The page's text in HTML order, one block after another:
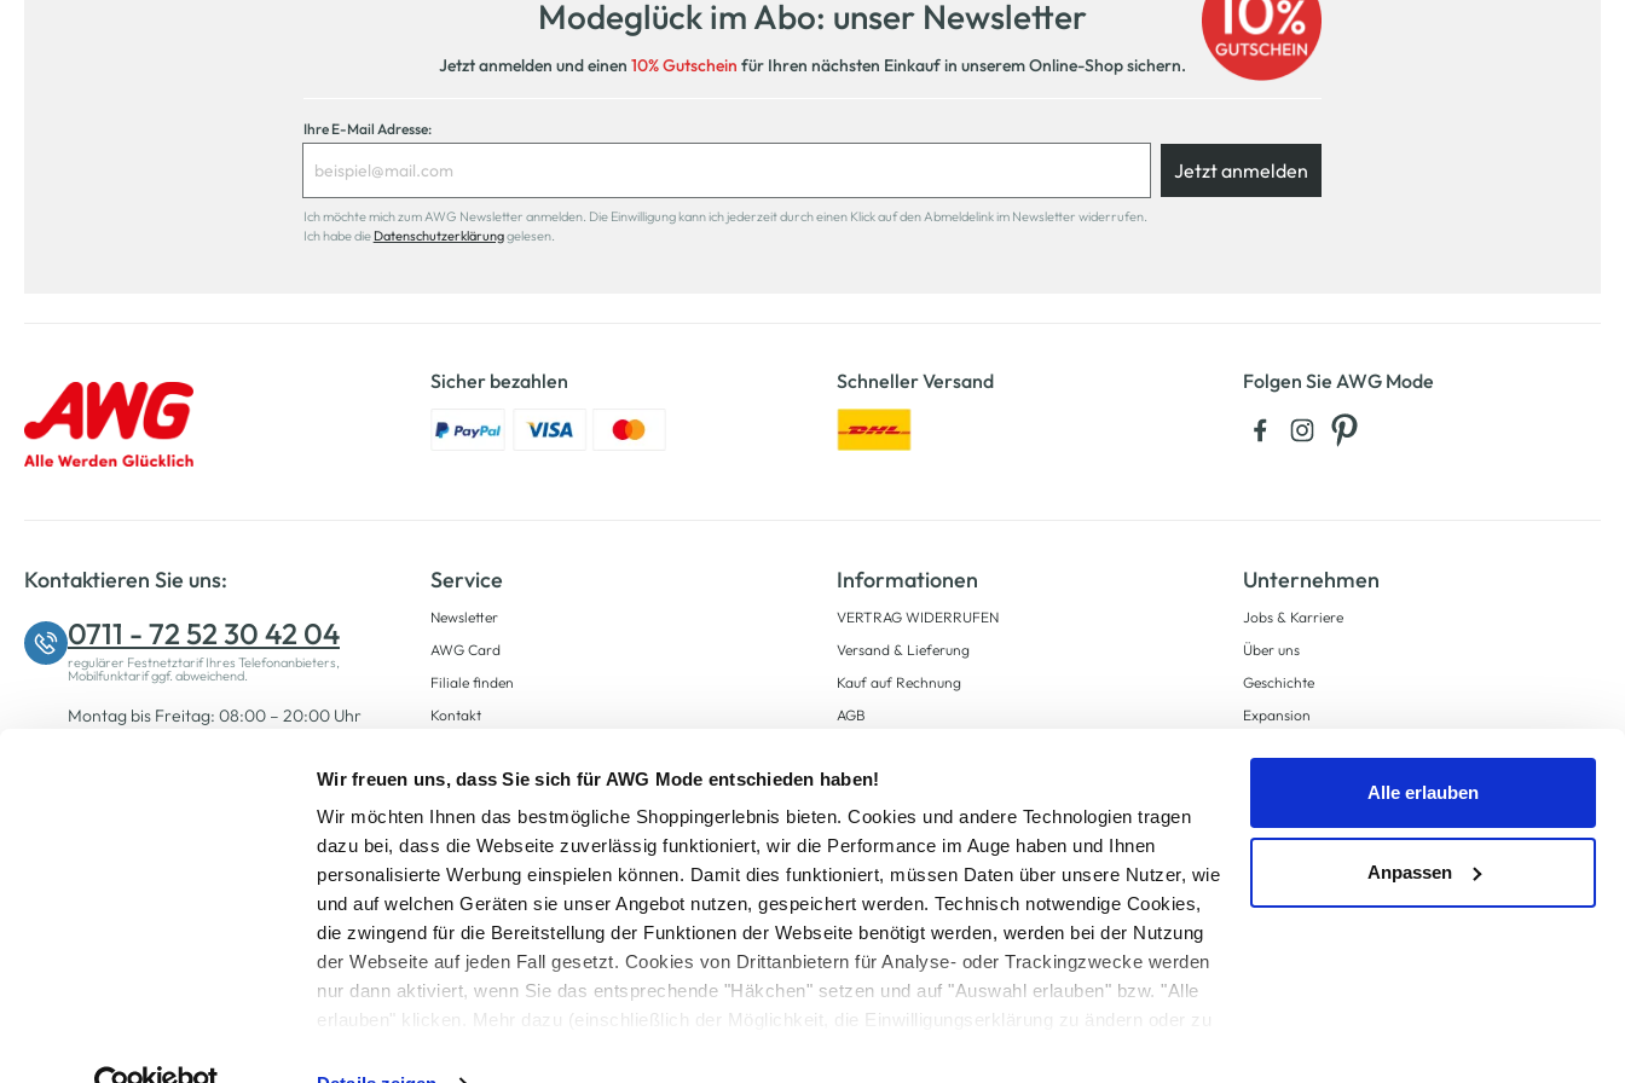
Wir freuen uns, dass Sie sich für AWG Mode entschieden haben!
Wir möchten Ihnen das bestmögliche Shoppingerlebnis bieten. Cookies und andere Technologien tragen
dazu bei, dass die Webseite zuverlässig funktioniert, wir die Performance im Auge haben und Ihnen
personalisierte Werbung einspielen können. Damit dies funktioniert, müssen Daten über unsere Nutzer, wie
und auf welchen Geräten sie unser Angebot nutzen, gespeichert werden. Technisch notwendige Cookies,
die zwingend für die Bereitstellung der Funktionen der Webseite benötigt werden, werden bei der Nutzung
der Webseite auf jeden Fall gesetzt. Cookies von Drittanbietern für Analyse- oder Trackingzwecke werden
nur dann aktiviert, wenn Sie das entsprechende "Häkchen" setzen und auf "Auswahl erlauben" bzw. "Alle
erlauben" klicken. Mehr dazu (einschließlich der Möglichkeit, die Einwilligungserklärung zu ändern oder zu
Alle erlauben
Anpassen
Modeglück im Abo: unser Newsletter
Jetzt anmelden und einen 10% Gutschein für Ihren nächsten Einkauf in unserem Online-Shop sichern.
Ihre E-Mail Adresse:
Jetzt anmelden
Ich möchte mich zum AWG Newsletter anmelden. Die Einwilligung kann ich jederzeit durch einen Klick auf den Abmeldelink im Newsletter widerrufen.
Ich habe die Datenschutzerklärunggelesen.
Sicher bezahlen Schneller Versand Folgen Sie AWG Mode
Kontaktieren Sie uns:
0711 - 72 52 30 42 04
regulärer Festnetztarif Ihres Telefonanbieters,
Mobilfunktarif ggf. abweichend.
Montag bis Freitag: 08:00 – 20:00 Uhr
Service
Newsletter
AWG Card
Filiale finden
Kontakt
Informationen
VERTRAG WIDERRUFEN
Versand & Lieferung
Kauf auf Rechnung
AGB
Zahlungsarten
Datenschutz
AWG CARD Teilnahmebedingungen
Unternehmen
Jobs & Karriere
Über uns
Geschichte
Expansion
Barrierefreiheit
Alle Preise inkl. gesetzl. Mehrwertsteuer zzgl.